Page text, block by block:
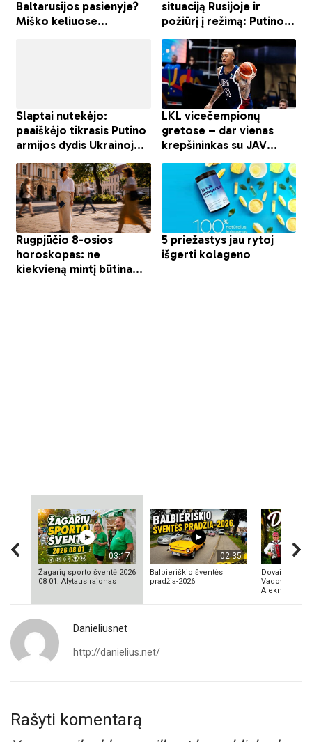
03:17
Žagarių sporto šventė 2026
08 01. Alytaus rajonas
02:35
Balbieriškio šventės
pradžia-2026
Dovainonių
Vadovas
Aleknavičius
Danieliusnet
http://danielius.net/
Rašyti komentarą